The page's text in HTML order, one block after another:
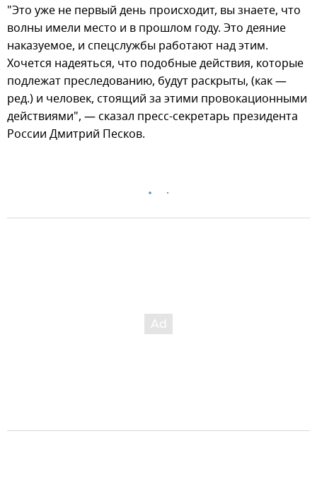
"Это уже не первый день происходит, вы знаете, что
волны имели место и в прошлом году. Это деяние
наказуемое, и спецслужбы работают над этим.
Хочется надеяться, что подобные действия, которые
подлежат преследованию, будут раскрыты, (как —
ред.) и человек, стоящий за этими провокационными
действиями", — сказал пресс-секретарь президента
России Дмитрий Песков.